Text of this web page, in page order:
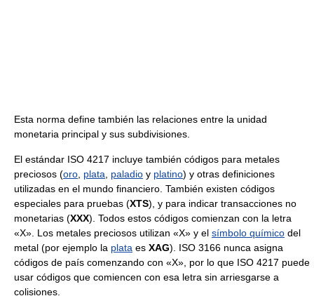
Esta norma define también las relaciones entre la unidad
monetaria principal y sus subdivisiones.
El estándar ISO 4217 incluye también códigos para metales
preciosos (oro plata paladio y platino) y otras definiciones
utilizadas en el mundo financiero. También existen códigos
especiales para pruebas (XTS), y para indicar transacciones no
monetarias (XXX). Todos estos códigos comienzan con la letra
«X». Los metales preciosos utilizan «X» y el símbolo químico del
metal (por ejemplo la plata es XAG). ISO 3166 nunca asigna
códigos de país comenzando con «X», por lo que ISO 4217 puede
usar códigos que comiencen con esa letra sin arriesgarse a
colisiones.